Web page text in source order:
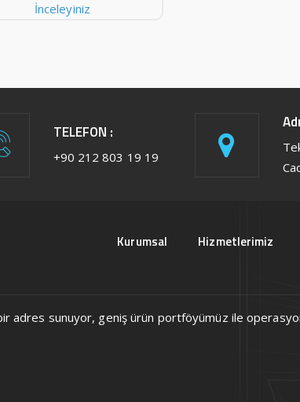
İnceleyiniz
TELEFON :
+90 212 803 19 19
Kurumsal Hizmetlerimiz
adres sunuyor, geniş ürün portföyümüz ile operasyon